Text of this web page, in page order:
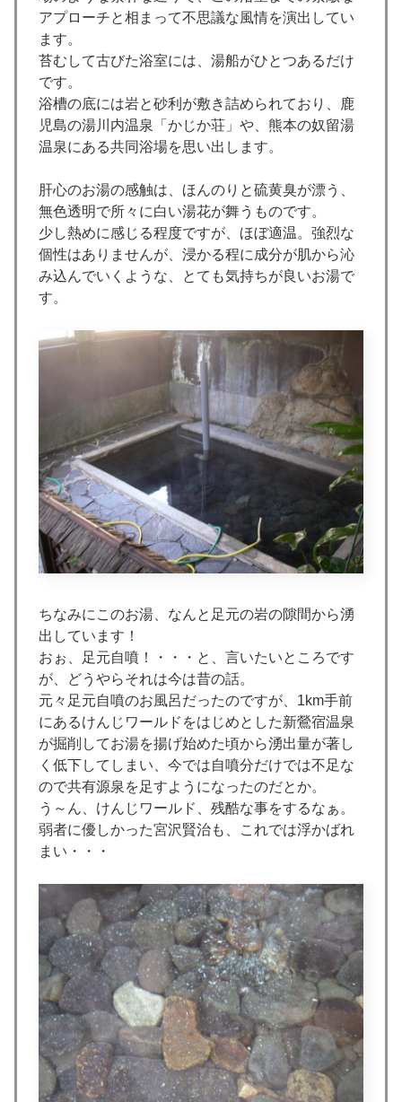
アプローチと相まって不思議な風情を演出してい
ます。
苔むして古びた浴室には、湯船がひとつあるだけ
です。
浴槽の底には岩と砂利が敷き詰められており、鹿
児島の湯川内温泉「かじか荘」や、熊本の奴留湯
温泉にある共同浴場を思い出します。
肝心のお湯の感触は、ほんのりと硫黄臭が漂う、
無色透明で所々に白い湯花が舞うものです。
少し熱めに感じる程度ですが、ほぼ適温。強烈な
個性はありませんが、浸かる程に成分が肌から沁
み込んでいくような、とても気持ちが良いお湯で
す。
ちなみにこのお湯、なんと足元の岩の隙間から湧
出しています！
おぉ、足元自噴！・・・と、言いたいところです
が、どうやらそれは今は昔の話。
元々足元自噴のお風呂だったのですが、1km手前
にあるけんじワールドをはじめとした新鶯宿温泉
が掘削してお湯を揚げ始めた頃から湧出量が著し
く低下してしまい、今では自噴分だけでは不足な
ので共有源泉を足すようになったのだとか。
う～ん、けんじワールド、残酷な事をするなぁ。
弱者に優しかった宮沢賢治も、これでは浮かばれ
まい・・・